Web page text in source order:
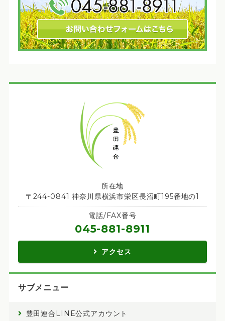
所在地
〒244-0841 神奈川県横浜市栄区長沼町195番地の1
電話/FAX番号
045-881-8911
アクセス
サブメニュー
豊田連合LINE公式アカウント